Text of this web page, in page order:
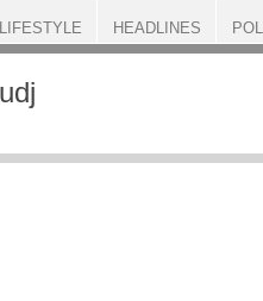
LIFESTYLE HEADLINES